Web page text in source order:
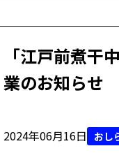
「江戸前煮
業のお知らせ
2024年06月16日 おし